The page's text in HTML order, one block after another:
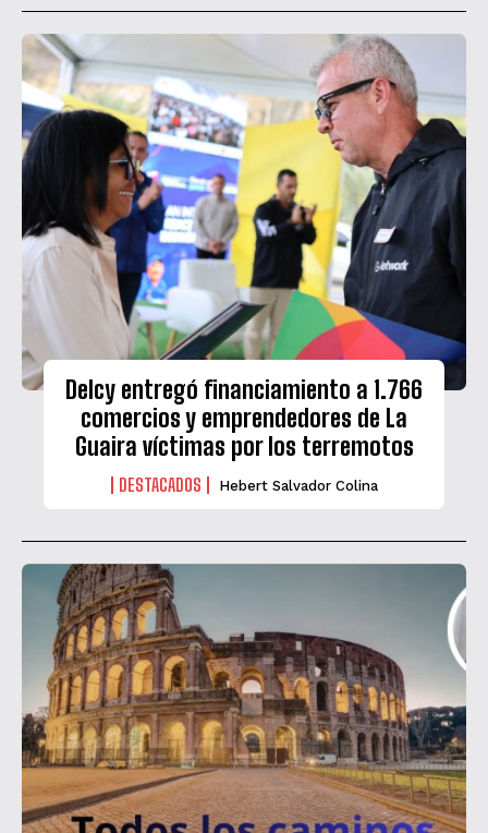
QUIERO SUSCRIBIRME
He leído y acepto lasPolítica de privacidad
Delcy entregó financiamiento a 1.766
comercios y emprendedores de La
Guaira víctimas por los terremotos
DESTACADOS Hebert Salvador Colina